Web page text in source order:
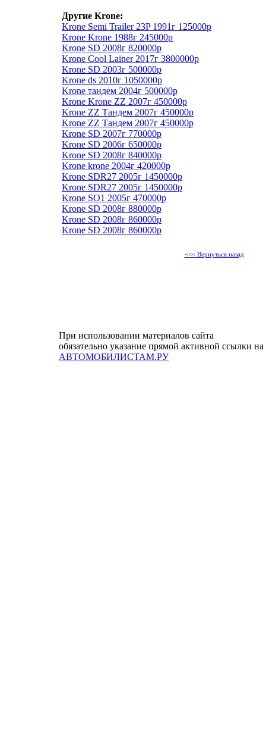
Другие Krone:
Krone Semi Trailer 23P 1991г 125000р
Krone Krone 1988г 245000р
Krone SD 2008г 820000р
Krone Cool Lainer 2017г 3800000р
Krone SD 2003г 500000р
Krone ds 2010г 1050000р
Krone тандем 2004г 500000р
Krone Krone ZZ 2007г 450000р
Krone ZZ Тандем 2007г 450000р
Krone ZZ Тандем 2007г 450000р
Krone SD 2007г 770000р
Krone SD 2006г 650000р
Krone SD 2008г 840000р
Krone krone 2004г 420000р
Krone SDR27 2005г 1450000р
Krone SDR27 2005г 1450000р
Krone SO1 2005г 470000р
Krone SD 2008г 880000р
Krone SD 2008г 860000р
Krone SD 2008г 860000р
<<< Вернуться назад
При использовании материалов сайта
обязательно указание прямой активной ссылки на
АВТОМОБИЛИСТАМ.РУ